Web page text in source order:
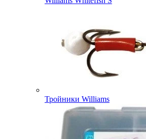
Тройники Williams